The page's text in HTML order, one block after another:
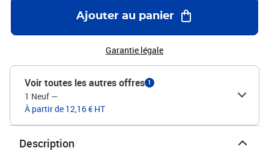
Ajouter au panier
Garantie légale
Voir toutes les autres offres 1
1 Neuf —
À partir de 12,16 € HT
Description